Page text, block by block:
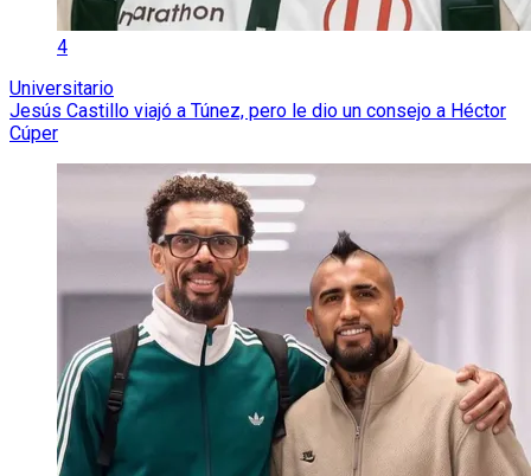
4
Universitario
Jesús Castillo viajó a Túnez, pero le dio un consejo a Héctor
Cúper